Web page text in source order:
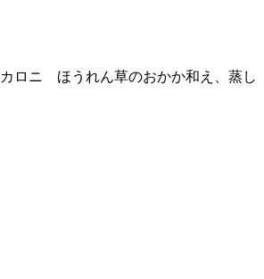
ロニ ほうれん草のおかか和え、蒸し